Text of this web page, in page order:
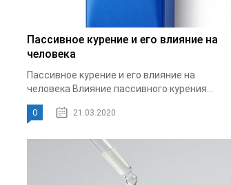
Пассивное курение и его влияние на
человека
Пассивное курение и его влияние на
человека Влияние пассивного курения...
0 21.03.2020